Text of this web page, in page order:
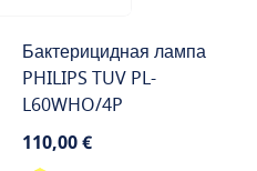
Бактерицидная лампа
PHILIPS TUV PL-
L60WHO/4P
110,00 €